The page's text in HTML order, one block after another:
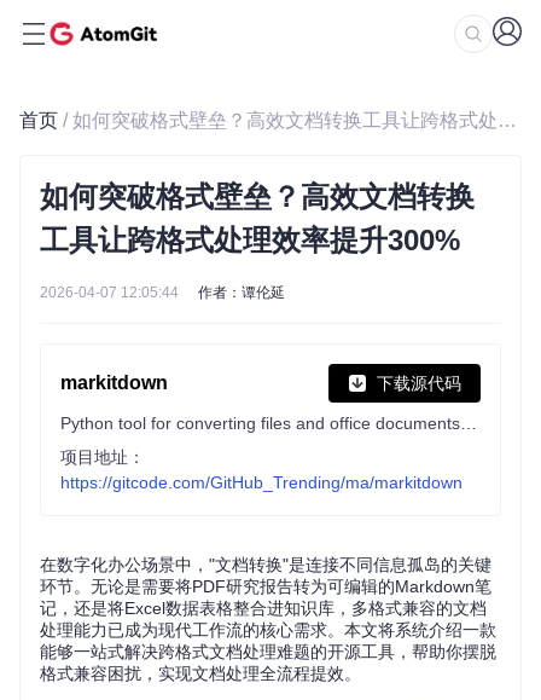
首页 / 如何突破格式壁垒？高效文档转换工具让跨格式处理效率提升300%
如何突破格式壁垒？高效文档转换
工具让跨格式处理效率提升300%
2026-04-07 12:05:44 作者：谭伦延
markitdown 下载源代码
项目地址：
https://gitcode.com/GitHub_Trending/ma/markitdown
在数字化办公场景中，"文档转换"是连接不同信息孤岛的关键
环节。无论是需要将PDF研究报告转为可编辑的Markdown笔
记，还是将Excel数据表格整合进知识库，多格式兼容的文档
处理能力已成为现代工作流的核心需求。本文将系统介绍一款
能够一站式解决跨格式文档处理难题的开源工具，帮助你摆脱
格式兼容困扰，实现文档处理全流程提效。